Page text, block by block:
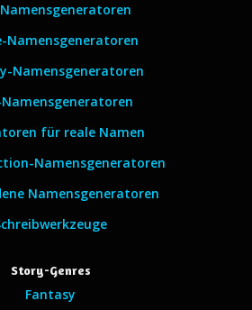
Namensgeneratoren
Namensgeneratoren
für reale Namen
Namensgeneratoren
Namensgeneratoren
Story-Genres
Fantasy